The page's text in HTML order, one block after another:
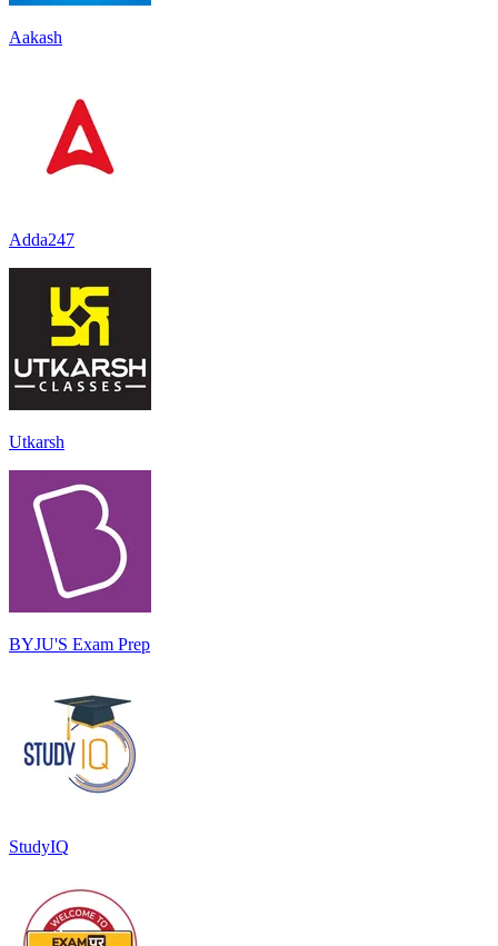
Aakash
Adda247
Utkarsh
BYJU'S Exam Prep
StudyIQ